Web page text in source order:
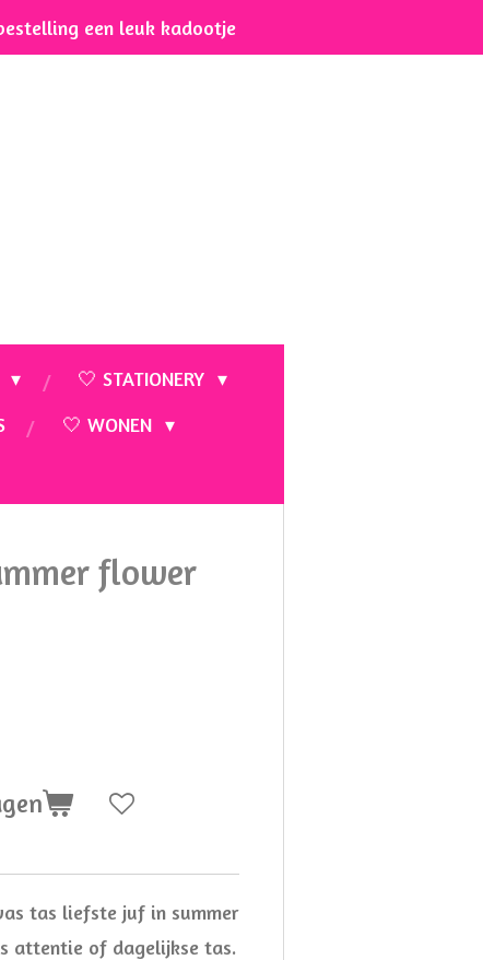
een leuk kadootje
🤍 STATIONERY
🤍 WONEN
flower
tas liefste juf in summer
attentie of dagelijkse tas.